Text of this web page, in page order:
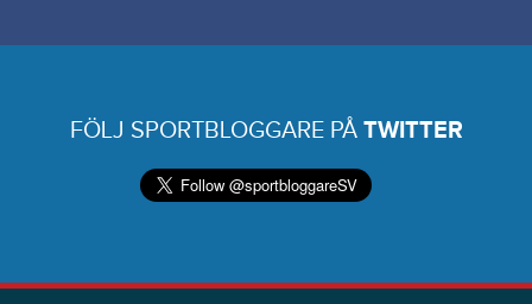
FÖLJ SPORTBLOGGARE PÅ TWITTER